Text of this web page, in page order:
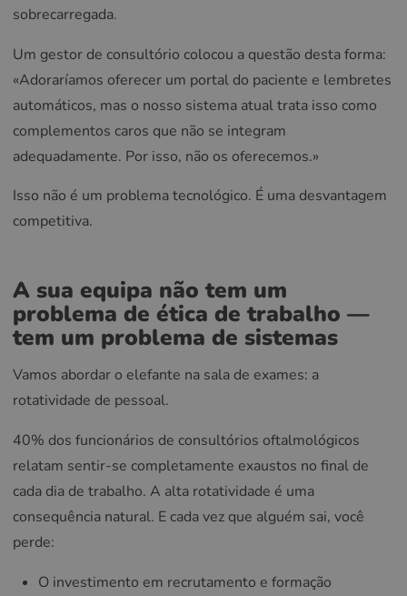
sobrecarregada.
Um gestor de consultório colocou a questão desta forma:
«Adoraríamos oferecer um portal do paciente e lembretes
automáticos, mas o nosso sistema atual trata isso como
complementos caros que não se integram
adequadamente. Por isso, não os oferecemos.»
Isso não é um problema tecnológico. É uma desvantagem
competitiva.
A sua equipa não tem um
problema de ética de trabalho —
tem um problema de sistemas
Vamos abordar o elefante na sala de exames: a
rotatividade de pessoal.
40% dos funcionários de consultórios oftalmológicos
relatam sentir-se completamente exaustos no final de
cada dia de trabalho. A alta rotatividade é uma
consequência natural. E cada vez que alguém sai, você
perde:
O investimento em recrutamento e formação